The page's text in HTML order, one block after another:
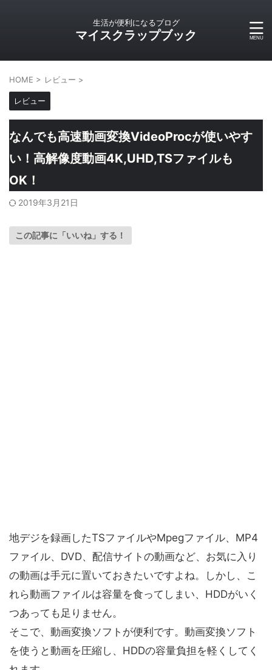
生活が便利になるブログ
マイスクラップブック
HOME > レビュー >
レビュー
なんでも高速動画変換VideoProcが使いやす
い！高解像度動画4K,UHD,TSファイルも
OK！
2019年3月21日
この記事に「いいね」する！
地デジを録画したTSファイルやMpegファイル、MP4
ファイル、DVD、配信サイトの動画など、お気に入り
の動画は手元に置いておきたいですよね。しかし、こ
れら動画ファイルは容量を食ってしまい、HDDがいく
つあっても足りません。
そこで、動画変換ソフトが便利です。動画変換ソフト
を使うと動画を圧縮し、HDDの容量負担を軽くしてく